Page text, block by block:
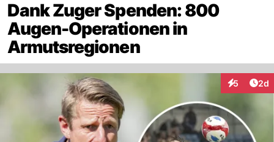
Dank Zuger Spenden: 800
Augen-Operationen in
Armutsregionen
5 2d